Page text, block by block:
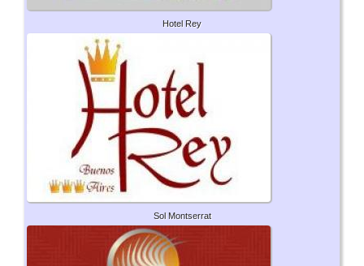
Hotel Rey
Sol Montserrat